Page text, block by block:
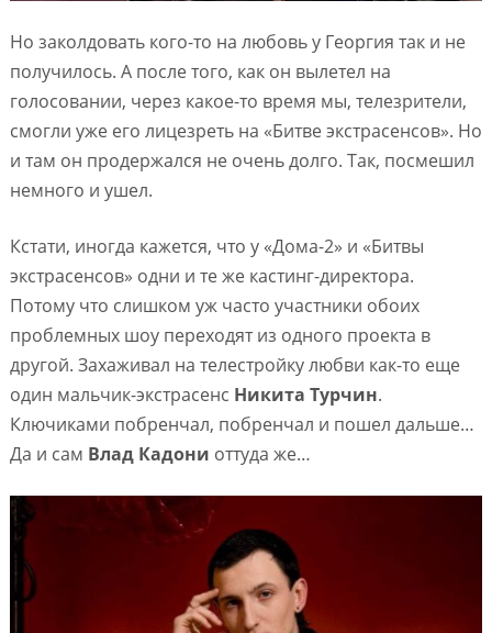
Но заколдовать кого-то на любовь у Георгия так и не
получилось. А после того, как он вылетел на
голосовании, через какое-то время мы, телезрители,
смогли уже его лицезреть на «Битве экстрасенсов». Но
и там он продержался не очень долго. Так, посмешил
немного и ушел.
Кстати, иногда кажется, что у «Дома-2» и «Битвы
экстрасенсов» одни и те же кастинг-директора.
Потому что слишком уж часто участники обоих
проблемных шоу переходят из одного проекта в
другой. Захаживал на телестройку любви как-то еще
один мальчик-экстрасенс Никита Турчин.
Ключиками побренчал, побренчал и пошел дальше…
Да и сам Влад Кадони оттуда же…